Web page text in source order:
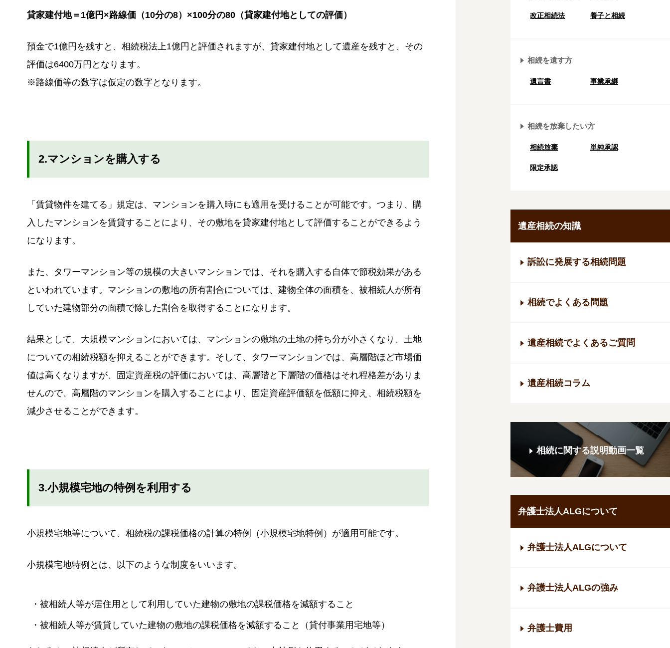
貸家建付地＝1億円×路線価（10分の8）×100分の80（貸家建付地としての評価）
預金で1億円を残すと、相続税法上1億円と評価されますが、貸家建付地として遺産を残すと、その
評価は6400万円となります。
※路線価等の数字は仮定の数字となります。
2.マンションを購入する
「賃貸物件を建てる」規定は、マンションを購入時にも適用を受けることが可能です。つまり、購
入したマンションを賃貸することにより、その敷地を貸家建付地として評価することができるよう
になります。
また、タワーマンション等の規模の大きいマンションでは、それを購入する自体で節税効果がある
といわれています。マンションの敷地の所有割合については、建物全体の面積を、被相続人が所有
していた建物部分の面積で除した割合を取得することになります。
結果として、大規模マンションにおいては、マンションの敷地の土地の持ち分が小さくなり、土地
についての相続税額を抑えることができます。そして、タワーマンションでは、高層階ほど市場価
値は高くなりますが、固定資産税の評価においては、高層階と下層階の価格はそれ程格差がありま
せんので、高層階のマンションを購入することにより、固定資産評価額を低額に抑え、相続税額を
減少させることができます。
3.小規模宅地の特例を利用する
小規模宅地等について、相続税の課税価格の計算の特例（小規模宅地特例）が適用可能です。
小規模宅地特例とは、以下のような制度をいいます。
・被相続人等が居住用として利用していた建物の敷地の課税価格を減額すること
・被相続人等が賃貸していた建物の敷地の課税価格を減額すること（貸付事業用宅地等）
改正相続法 養子と相続
相続を遺す方
遺言書 事業承継
相続を放棄したい方
相続放棄 単純承認
限定承認
遺産相続の知識
訴訟に発展する相続問題
相続でよくある問題
遺産相続でよくあるご質問
遺産相続コラム
相続に関する説明動画一覧
弁護士法人ALGについて
弁護士法人ALGについて
弁護士法人ALGの強み
弁護士費用